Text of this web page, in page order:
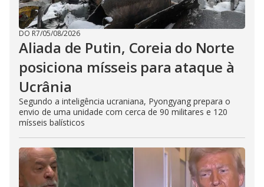
DO R7/05/08/2026
Aliada de Putin, Coreia do Norte
posiciona mísseis para ataque à
Ucrânia
Segundo a inteligência ucraniana, Pyongyang prepara o
envio de uma unidade com cerca de 90 militares e 120
mísseis balísticos